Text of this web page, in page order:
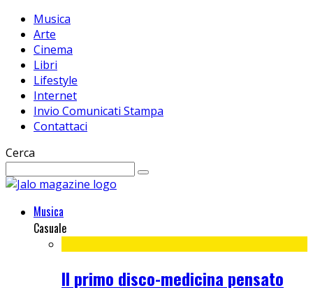
Musica
Arte
Cinema
Libri
Lifestyle
Internet
Invio Comunicati Stampa
Contattaci
Cerca
Musica
Casuale
Il primo disco-medicina pensato